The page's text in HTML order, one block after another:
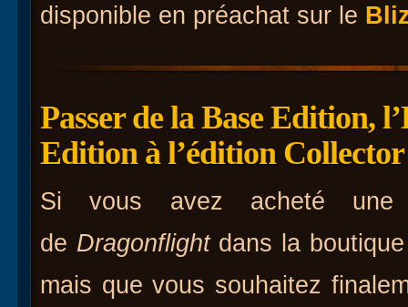
disponible en préachat sur le
Passer de la Base Edition,
Edition à l’édition Collector
Si vous avez acheté une
de Dragonflightdans la
mais que vous souhaitez